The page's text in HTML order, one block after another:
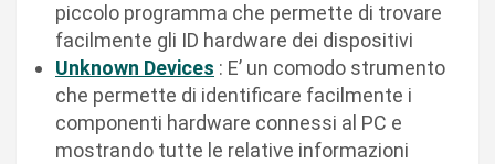
piccolo programma che permette di trovare
facilmente gli ID hardware dei dispositivi
Unknown Devices : E’ un comodo strumento
che permette di identificare facilmente i
componenti hardware connessi al PC e
mostrando tutte le relative informazioni